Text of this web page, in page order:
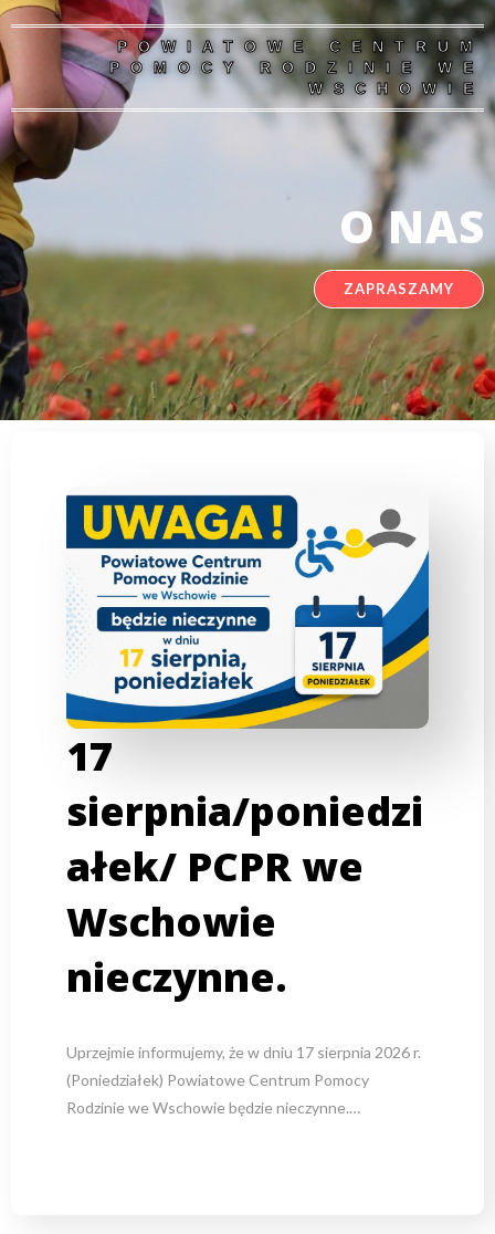
POWIATOWE CENTRUM
POMOCY RODZINIE WE
WSCHOWIE
O NAS
ZAPRASZAMY
17
sierpnia/poniedzi
ałek/ PCPR we
Wschowie
nieczynne.
Uprzejmie informujemy, że w dniu 17 sierpnia 2026 r.
(Poniedziałek) Powiatowe Centrum Pomocy
Rodzinie we Wschowie będzie nieczynne.…